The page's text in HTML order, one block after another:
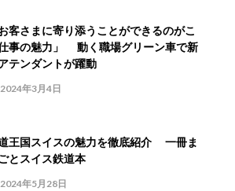
お客さまに寄り添うことができるのがこ
事の魅力」 動く職場グリーン車で新
テンダントが躍動
2024年3月4日
王国スイスの魅力を徹底紹介 一冊ま
とスイス鉄道本
2024年5月28日